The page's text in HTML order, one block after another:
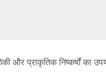
और प्राकृतिक निष्कर्षों का